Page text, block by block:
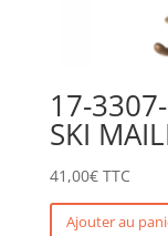
17-
SKI
41,00€ TTC
Ajouter au